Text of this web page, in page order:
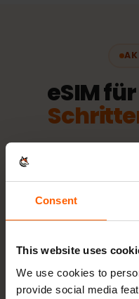
Consent
This website uses
We use cookies to
provide social media
eSIM
In wenigen